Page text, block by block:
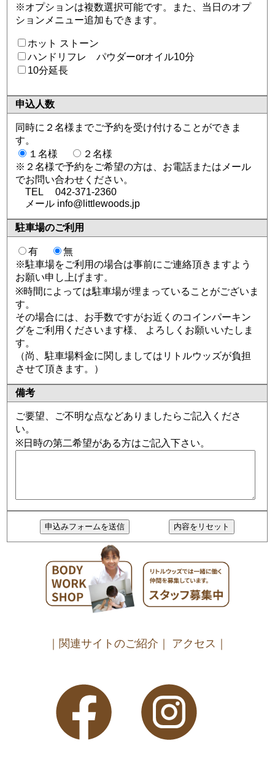
※オプションは複数選択可能です。また、当日のオプ
ションメニュー追加もできます。
ホット ストーン
ハンドリフレ パウダーorオイル10分
10分延長
申込人数
同時に２名様までご予約を受け付けることができま
す。
１名様
２名様
※２名様で予約をご希望の方は、お電話またはメール
でお問い合わせください。
TEL 042-371-2360
メール info@littlewoods.jp
駐車場のご利用
有
無
※駐車場をご利用の場合は事前にご連絡頂きますよう
お願い申し上げます。
※時間によっては駐車場が埋まっていることがございま
す。
その場合には、お手数ですがお近くのコインパーキン
グをご利用くださいます様、 よろしくお願いいたしま
す。
（尚、駐車場料金に関しましてはリトルウッズが負担
させて頂きます。）
備考
ご要望、ご不明な点などありましたらご記入くださ
い。
※日時の第二希望がある方はご記入下さい。
｜関連サイトのご紹介｜ アクセス｜